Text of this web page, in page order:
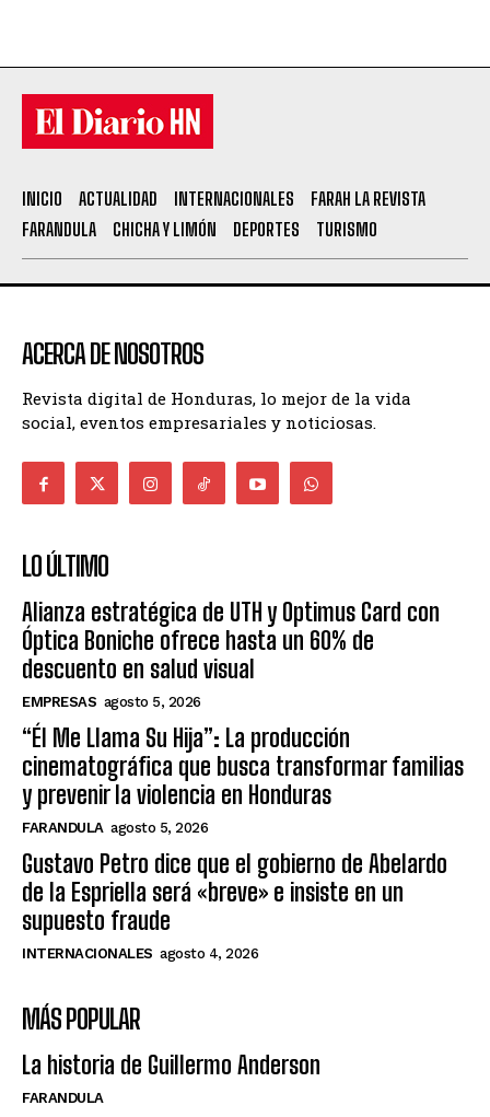
INICIO ACTUALIDAD INTERNACIONALES
FARAH LA REVISTA
FARANDULA
CHICHA Y LIMÓN DEPORTES TURISMO
ACERCA DE NOSOTROS
Revista digital de Honduras, lo mejor de la vida
social, eventos empresariales y noticiosas.
LO ÚLTIMO
Alianza estratégica de UTH y Optimus Card con
Óptica Boniche ofrece hasta un 60% de
descuento en salud visual
EMPRESAS agosto 5, 2026
“Él Me Llama Su Hija”: La producción
cinematográfica que busca transformar familias
y prevenir la violencia en Honduras
FARANDULA agosto 5, 2026
Gustavo Petro dice que el gobierno de Abelardo
de la Espriella será «breve» e insiste en un
supuesto fraude
INTERNACIONALES agosto 4, 2026
MÁS POPULAR
La historia de Guillermo Anderson
FARANDULA